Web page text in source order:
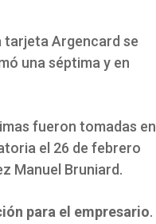
tarjeta Argencard se
una séptima y en
fueron tomadas en
el 26 de febrero
Manuel Bruniard.
para el empresario.